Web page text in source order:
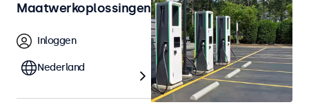
Maatwerkoplossingen
Inloggen
Nederland